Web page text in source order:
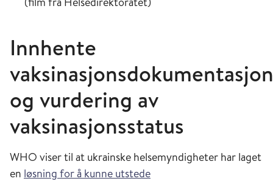
Innhente
vaksinasjonsdokumentasjon
og vurdering av
vaksinasjonsstatus
WHO viser til at ukrainske helsemyndigheter har laget
en løsning for å kunne utstede